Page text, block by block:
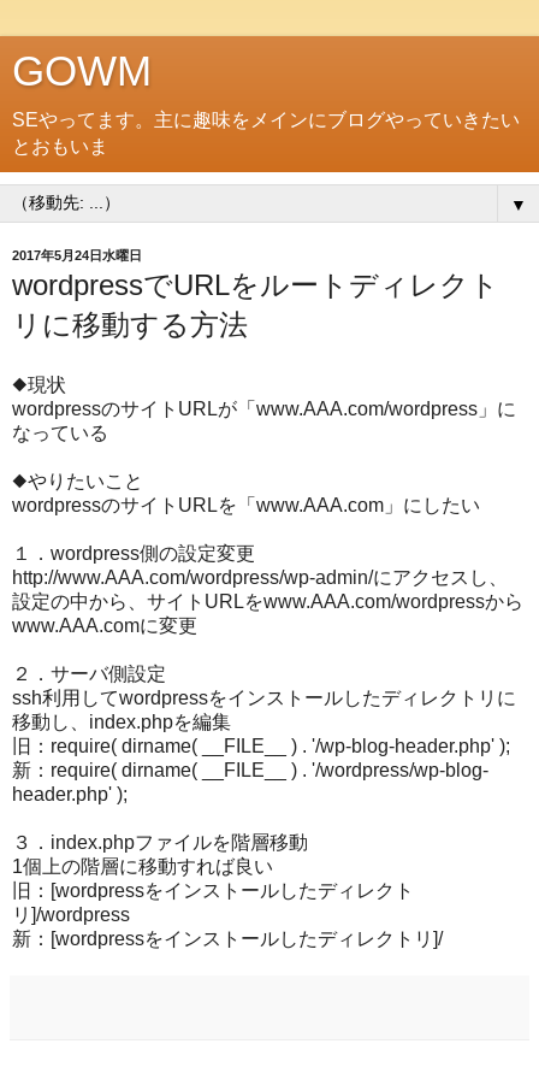
GOWM
SEやってます。主に趣味をメインにブログやっていきたい
とおもいま
▼
2017年5月24日水曜日
wordpressでURLをルートディレクト
リに移動する方法
◆現状
wordpressのサイトURLが「www.AAA.com/wordpress」に
なっている
◆やりたいこと
wordpressのサイトURLを「www.AAA.com」にしたい
１．wordpress側の設定変更
http://www.AAA.com/wordpress/wp-admin/にアクセスし、
設定の中から、サイトURLをwww.AAA.com/wordpressから
www.AAA.comに変更
２．サーバ側設定
ssh利用してwordpressをインストールしたディレクトリに
移動し、index.phpを編集
旧：require( dirname( __FILE__ ) . '/wp-blog-header.php' );
新：require( dirname( __FILE__ ) . '/wordpress/wp-blog-
header.php' );
３．index.phpファイルを階層移動
1個上の階層に移動すれば良い
旧：[wordpressをインストールしたディレクト
リ]/wordpress
新：[wordpressをインストールしたディレクトリ]/